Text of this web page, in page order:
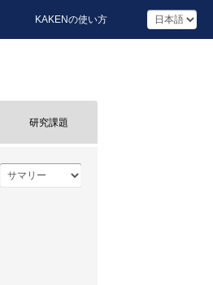
KAKENの使い方
研究課題